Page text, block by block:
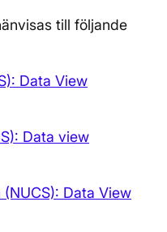
till följande
Data View
Data view
Data View